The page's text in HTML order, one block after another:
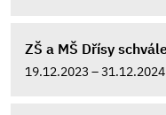
ZŠ a MŠ Dřísy
19.12.2023 – 31.12.2024